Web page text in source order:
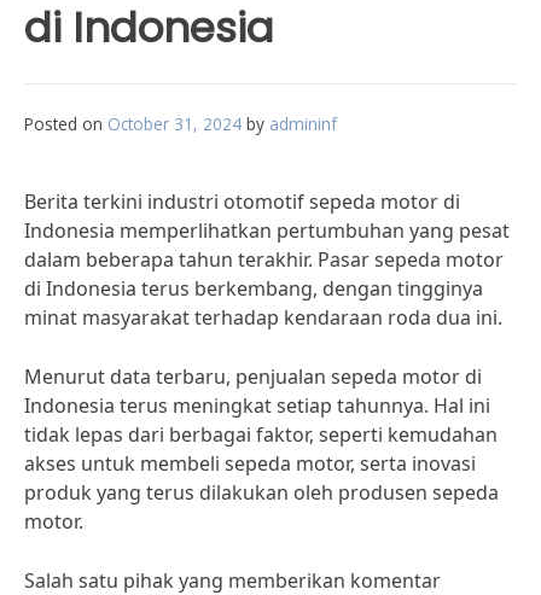
di Indonesia
Posted on October 31, 2024 by admininf
Berita terkini industri otomotif sepeda motor di
Indonesia memperlihatkan pertumbuhan yang pesat
dalam beberapa tahun terakhir. Pasar sepeda motor
di Indonesia terus berkembang, dengan tingginya
minat masyarakat terhadap kendaraan roda dua ini.
Menurut data terbaru, penjualan sepeda motor di
Indonesia terus meningkat setiap tahunnya. Hal ini
tidak lepas dari berbagai faktor, seperti kemudahan
akses untuk membeli sepeda motor, serta inovasi
produk yang terus dilakukan oleh produsen sepeda
motor.
Salah satu pihak yang memberikan komentar